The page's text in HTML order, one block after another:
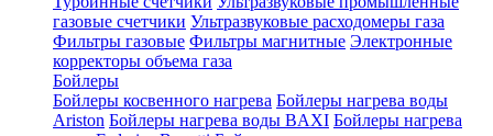
газовые счетчики Ультразвуковые расходомеры газа
Фильтры газовые Фильтры магнитные Электронные
корректоры объема газа
Бойлеры
Бойлеры косвенного нагрева Бойлеры нагрева воды
Ariston Бойлеры нагрева воды BAXI Бойлеры нагрева